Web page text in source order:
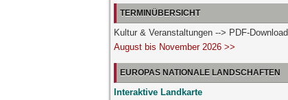
TERMINÜBERSICHT
Kultur & Veranstaltungen --> PDF-Download
August bis November 2026 >>
EUROPAS NATIONALE LANDSCHAFTEN
Interaktive Landkarte